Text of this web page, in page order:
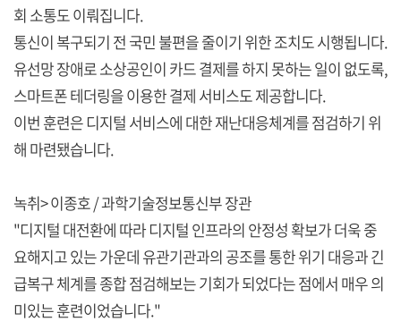
회 소통도 이뤄집니다.
통신이 복구되기 전 국민 불편을 줄이기 위한 조치도 시행됩니다.
유선망 장애로 소상공인이 카드 결제를 하지 못하는 일이 없도록,
스마트폰 테더링을 이용한 결제 서비스도 제공합니다.
이번 훈련은 디지털 서비스에 대한 재난대응체계를 점검하기 위
해 마련됐습니다.
녹취> 이종호 / 과학기술정보통신부 장관
"디지털 대전환에 따라 디지털 인프라의 안정성 확보가 더욱 중
요해지고 있는 가운데 유관기관과의 공조를 통한 위기 대응과 긴
급복구 체계를 종합 점검해보는 기회가 되었다는 점에서 매우 의
미있는 훈련이었습니다."